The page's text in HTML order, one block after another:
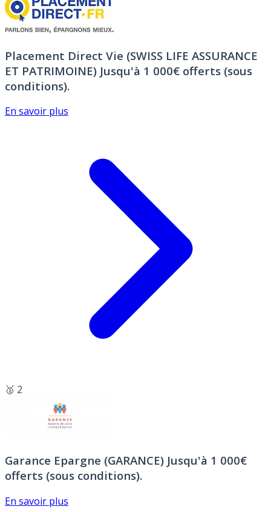
Placement Direct Vie (SWISS LIFE ASSURANCE
ET PATRIMOINE) Jusqu'à 1 000€ offerts (sous
conditions).
En savoir plus
🥈 2
Garance Epargne (GARANCE) Jusqu'à 1 000€
offerts (sous conditions).
En savoir plus